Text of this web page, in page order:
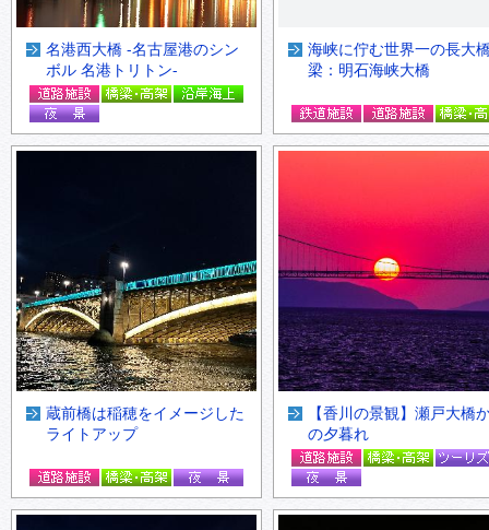
名港西大橋 -名古屋港のシン
ボル 名港トリトン-
海峡に佇む世界一の長大
梁：明石海峡大橋
蔵前橋は稲穂をイメージした
ライトアップ
【香川の景観】瀬戸大橋
の夕暮れ